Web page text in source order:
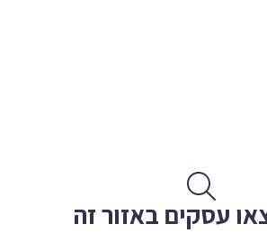
עסקים באזור זה